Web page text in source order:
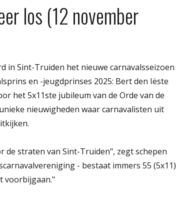
los (12 november
in Sint-Truiden het nieuwe carnavalsseizoen
en -jeugdprinses 2025: Bert den Iëste
het 5x11ste jubileum van de Orde van de
nieuwigheden waar carnavalisten uit
de straten van Sint-Truiden", zegt schepen
- bestaat immers 55 (5x11)
voorbijgaan."